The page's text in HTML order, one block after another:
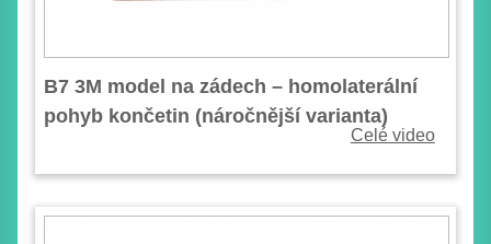
B7 3M model na zádech – homolaterální
pohyb končetin (náročnější varianta)
Celé video